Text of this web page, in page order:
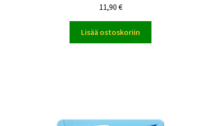
11,90 €
Lisää ostoskoriin